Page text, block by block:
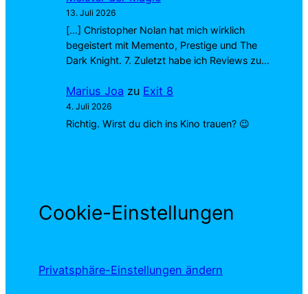
13. Juli 2026
[…] Christopher Nolan hat mich wirklich
begeistert mit Memento, Prestige und The
Dark Knight. 7. Zuletzt habe ich Reviews zu…
Marius Joa zu Exit 8
4. Juli 2026
Richtig. Wirst du dich ins Kino trauen? 😉
Cookie-Einstellungen
Privatsphäre-Einstellungen ändern